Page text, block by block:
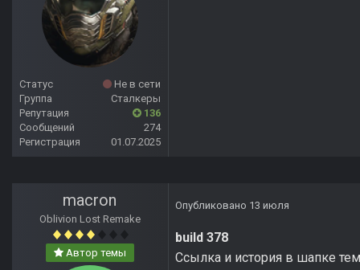
Статус
Не в сети
Группа
Сталкеры
Репутация
136
Сообщений
274
Регистрация
01.07.2025
macron
Oblivion Lost Remake
Автор темы
Опубликовано 13 июля
build 378
Ссылка и история в шапке